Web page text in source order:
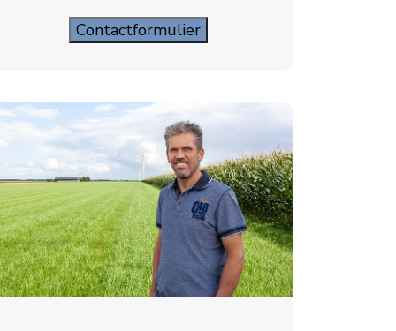
Contactformulier